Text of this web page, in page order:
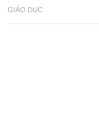
GIÁO DỤC